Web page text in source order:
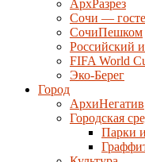
АрхРазрез
Сочи —
СочиПешком
Российский
FIFA World
Эко-Берег
Город
АрхиНегатив
Городская
Парки